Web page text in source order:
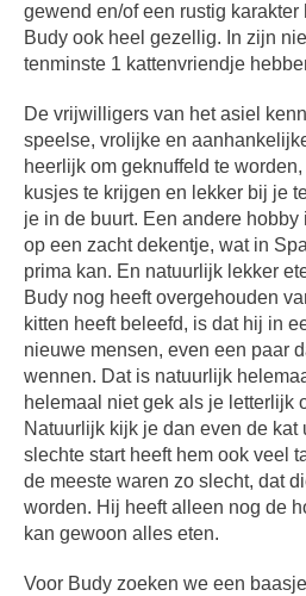
gewend en/of een rustig
Budy ook heel gezellig. In zijn
tenminste 1 kattenvriendje
De vrijwilligers van het asiel
speelse, vrolijke en
heerlijk om geknuffeld te
kusjes te krijgen en lekker bij je
je in de buurt. Een andere
op een zacht dekentje, wat in
prima kan. En natuurlijk lekker
Budy nog heeft overgehouden
kitten heeft beleefd, is dat hij in
nieuwe mensen, even een paar
wennen. Dat is natuurlijk
helemaal niet gek als je letterlijk
Natuurlijk kijk je dan even de kat
slechte start heeft hem ook veel
de meeste waren zo slecht, dat
worden. Hij heeft alleen nog de
kan gewoon alles eten.
Voor Budy zoeken we een